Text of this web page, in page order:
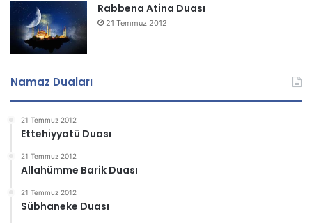
Rabbena Atina Duası
21 Temmuz 2012
Namaz Duaları
21 Temmuz 2012
Ettehiyyatü Duası
21 Temmuz 2012
Allahümme Barik Duası
21 Temmuz 2012
Sübhaneke Duası